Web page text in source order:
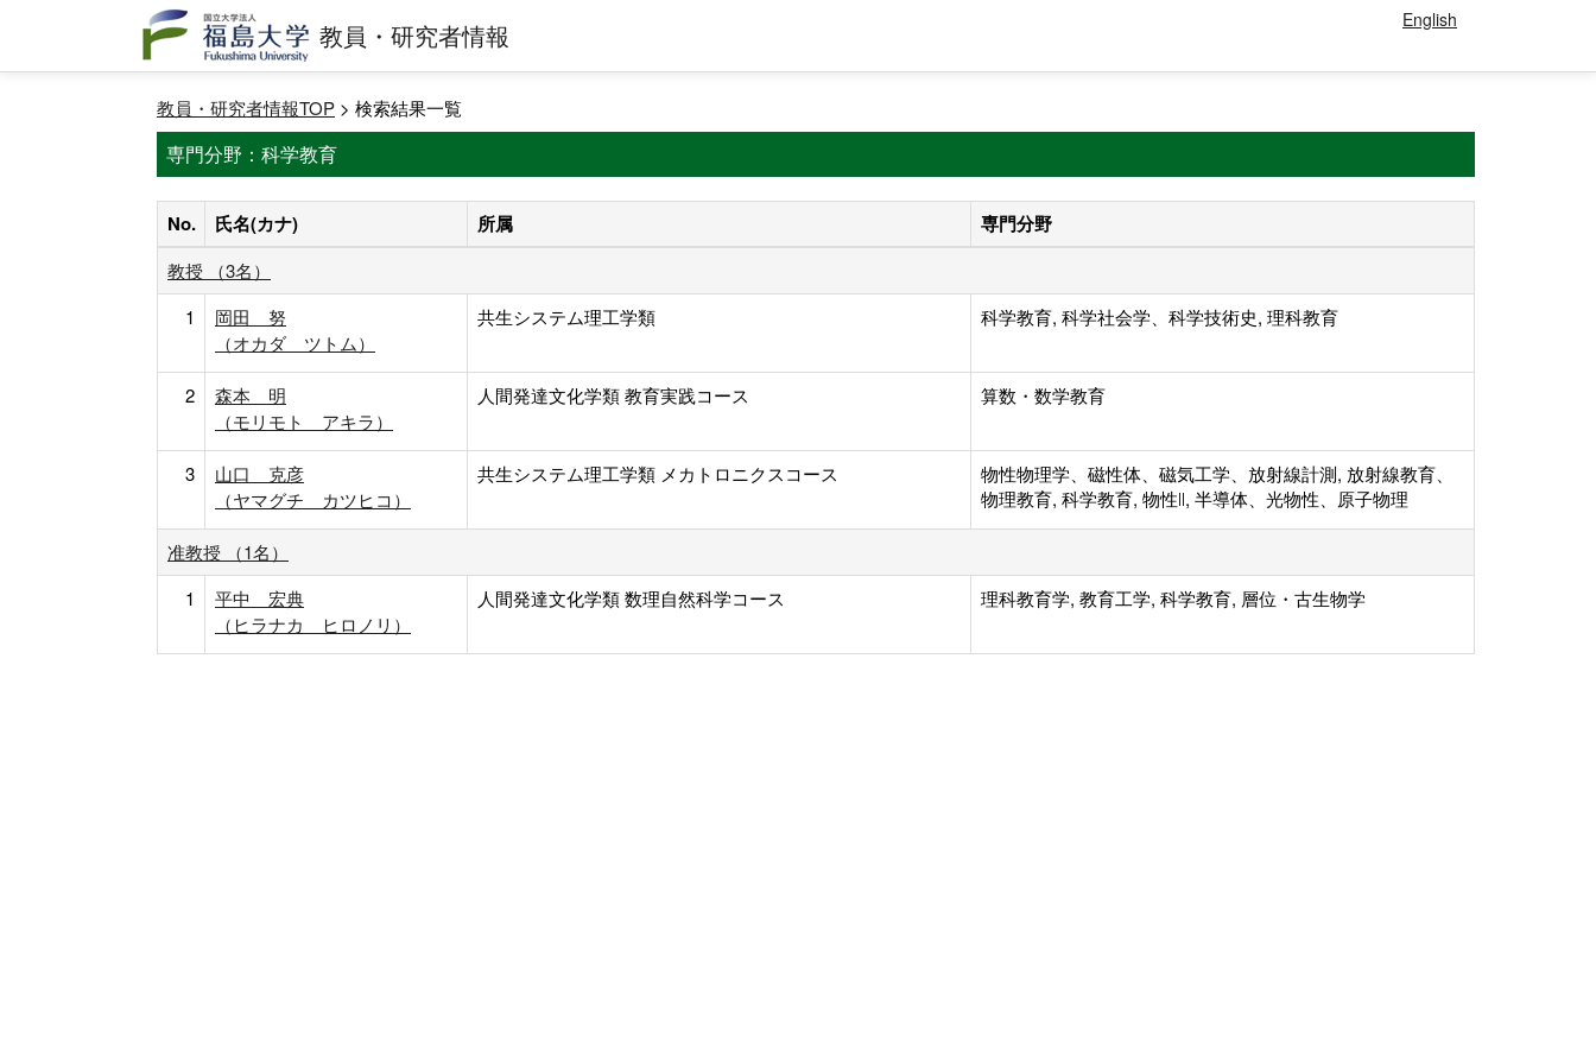
教員・研究者情報 English
教員・研究者情報TOP > 検索結果一覧
専門分野：科学教育
No. 氏名(カナ) 所属 専門分野
教授 （3名）
1
岡田 努
（オカダ ツトム）
共生システム理工学類 科学教育, 科学社会学、科学技術史, 理科教育
2
森本 明
（モリモト アキラ）
人間発達文化学類 教育実践コース 算数・数学教育
3
山口 克彦
（ヤマグチ カツヒコ）
共生システム理工学類 メカトロニクスコース
物性物理学、磁性体、磁気工学、放射線計測, 放射線教育、
物理教育, 科学教育, 物性Ⅱ, 半導体、光物性、原子物理
准教授 （1名）
1
平中 宏典
（ヒラナカ ヒロノリ）
人間発達文化学類 数理自然科学コース 理科教育学, 教育工学, 科学教育, 層位・古生物学